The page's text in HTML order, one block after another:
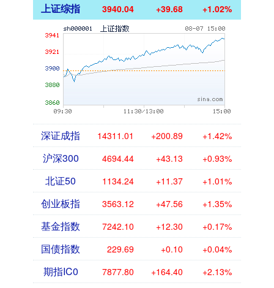
上证综指 3940.04 +39.68 +1.02%
深证成指 14311.01 +200.89 +1.42%
沪深300 4694.44 +43.13 +0.93%
北证50 1134.24 +11.37 +1.01%
创业板指 3563.12 +47.56 +1.35%
基金指数 7242.10 +12.30 +0.17%
国债指数 229.69 +0.10 +0.04%
期指IC0 7877.80 +164.40 +2.13%